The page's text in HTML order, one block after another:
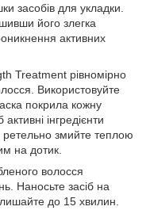
засобів для укладки.
його злегка
активних
Treatment рівномірно
Використовуйте
покрила кожну
інгредієнти
ретельно змийте теплою
на дотик.
волосся
Наносьте засіб на
до 15 хвилин.